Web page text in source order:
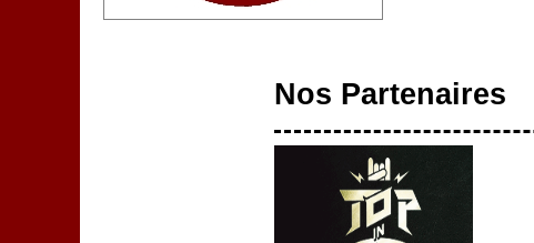
Nos Partenaires